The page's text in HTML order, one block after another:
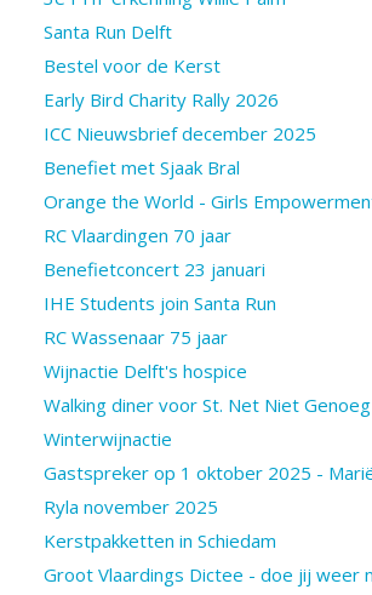
Santa Run Delft
Bestel voor de Kerst
Early Bird Charity Rally 2026
ICC Nieuwsbrief december 2025
Benefiet met Sjaak Bral
Orange the World - Girls
RC Vlaardingen 70 jaar
Benefietconcert 23 januari
IHE Students join Santa Run
RC Wassenaar 75 jaar
Wijnactie Delft's hospice
Walking diner voor St. Net Niet Genoeg
Winterwijnactie
Gastspreker op 1 oktober 2025 -
Ryla november 2025
Kerstpakketten in Schiedam
Groot Vlaardings Dictee - doe jij weer